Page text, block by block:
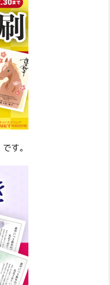
です。